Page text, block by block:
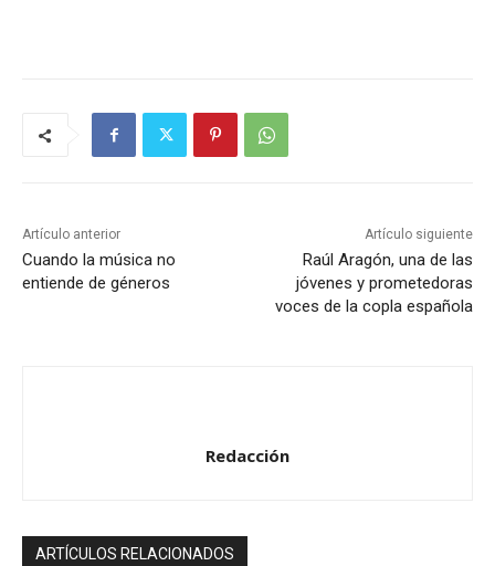
Artículo anterior
Cuando la música no
entiende de géneros
Artículo siguiente
Raúl Aragón, una de las
jóvenes y prometedoras
voces de la copla española
Redacción
ARTÍCULOS RELACIONADOS